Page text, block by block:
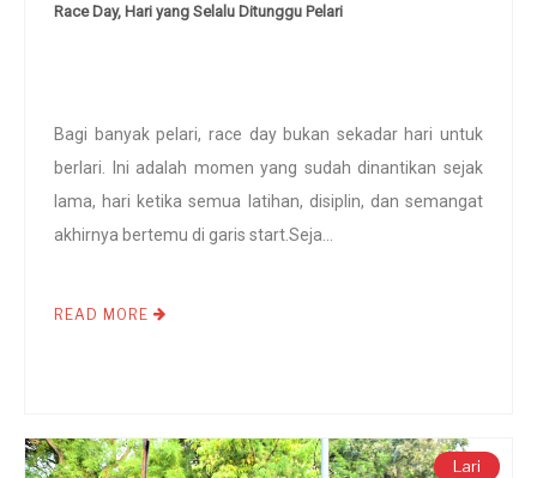
Race Day, Hari yang Selalu Ditunggu Pelari
Bagi banyak pelari, race day bukan sekadar hari untuk
berlari. Ini adalah momen yang sudah dinantikan sejak
lama, hari ketika semua latihan, disiplin, dan semangat
akhirnya bertemu di garis start.Seja...
READ MORE
Lari